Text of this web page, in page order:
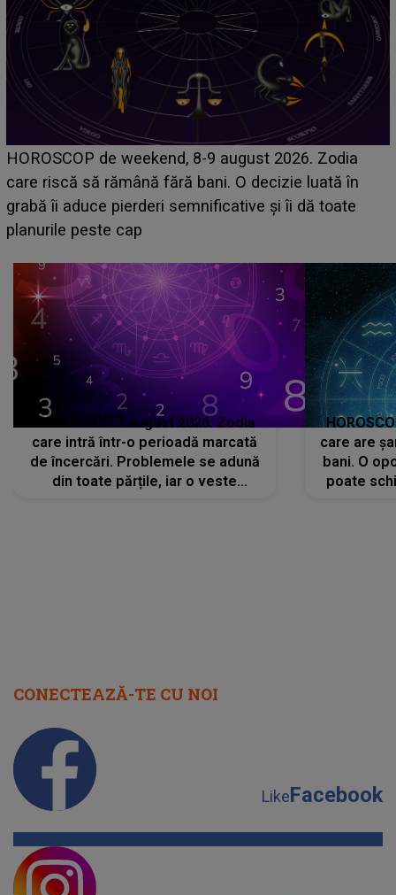
Emanuel a ținut ACEST DETALIU ASCUNS până
acum! În fața Alexandrei, concurentul din Casa Iubirii
face o MĂRTURISIRE NEAȘTEPTATĂ despre mama
sa: "I-am spus și ei în față, eu nu te iubesc pentru
HOROSCOP 7 august 2026. Zodia
care intră într-o perioadă marcată
de încercări. Problemele se adună
din toate părțile, iar o veste
care are
bani. O
poate
CONECTEAZĂ-TE CU NOI
LikeFacebook